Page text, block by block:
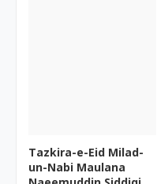
Tazkira-e-Eid Milad-
un-Nabi Maulana